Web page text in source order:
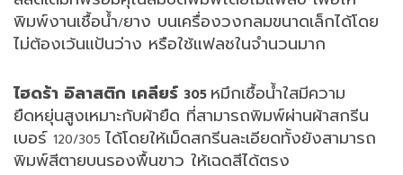
พิมพ์งานเชื้อน้ำ/ยาง บนเครื่องวงกลมขนาดเล็กได้โดย
ไม่ต้องเว้นแป้นว่าง หรือใช้แฟลชในจำนวนมาก
ไฮดร้า อิลาสติก เคลียร์ 305 หมึกเชื้อน้ำใสมีความ
ยืดหยุ่นสูงเหมาะกับผ้ายืด ที่สามารถพิมพ์ผ่านผ้าสกรีน
เบอร์ 120/305 ได้โดยให้เม็ดสกรีนละเอียดทั้งยังสามารถ
พิมพ์สีตายบนรองพื้นขาว ให้เฉดสีได้ตรง